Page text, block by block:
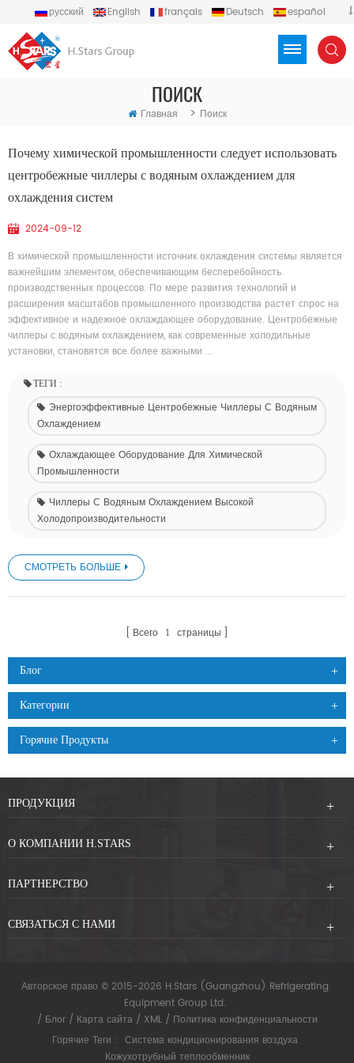
русский English français Deutsch
español
ПОИСК
Главная > Поиск
Почему химической промышленности следует использовать
центробежные чиллеры с водяным охлаждением для
охлаждения систем
2024-09-12
В химической промышленности источник охлаждения системы является
важнейшим элементом, обеспечивающим бесперебойность
производственных процессов. По мере развития технологий и
расширения масштабов промышленного производства растет спрос на
эффективное и надежное охлаждающее оборудование. Центробежные
чиллеры с водяным охлаждением, как современные холодильные
установки, становятся все более важными ...
ТЕГИ :
Энергоэффективные Центробежные Чиллеры С Водяным
Охлаждением
Охлаждающее Оборудование Для Химической
Промышленности
Чиллеры С Водяным Охлаждением Высокой
Холодопроизводительности
СМОТРЕТЬ БОЛЬШЕ
Всего 1 страницы
Блог
Категории
Горячие Продукты
ПРОДУКЦИЯ
О КОМПАНИИ H.STARS
ПАРТНЕРСТВО
СВЯЗАТЬСЯ С НАМИ
Авторское право © 2015-2026 H.Stars (Guangzhou) Refrigerating
Equipment Group Ltd.
/ Блог/ Карта сайта/ XML/ Политика конфиденциальности
Горячие Теги : Система кондиционирования воздуха
Кожухотрубный теплообменник